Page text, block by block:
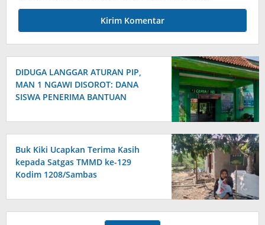
DIDUGA LANGGAR ATURAN PIP,
MAN 1 NGAWI DISOROT: DANA
SISWA PENERIMA BANTUAN
KEMBALI
Buk Kiki Ucapkan Terima Kasih
kepada Satgas TMMD ke-129
Kodim 1208/Sambas